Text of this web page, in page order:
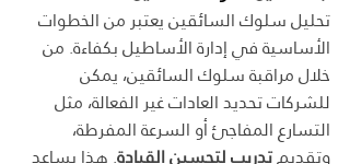
تحليل سلوك السائقين يعتبر من الخطوات
الأساسية في إدارة الأساطيل بكفاءة. من
خلال مراقبة سلوك السائقين، يمكن
للشركات تحديد العادات غير الفعالة، مثل
التسارع المفاجئ أو السرعة المفرطة،
وتقديم تدريب لتحسين القيادة. هذا يساعد